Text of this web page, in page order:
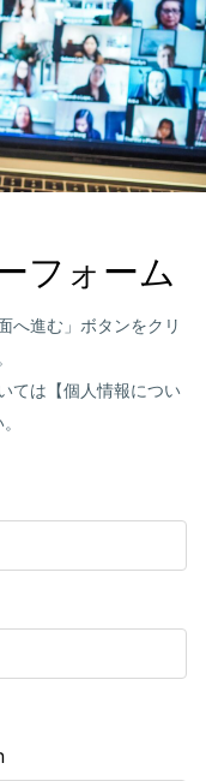
フォーム
へ進む」ボタンをクリ
ては【個人情報につい